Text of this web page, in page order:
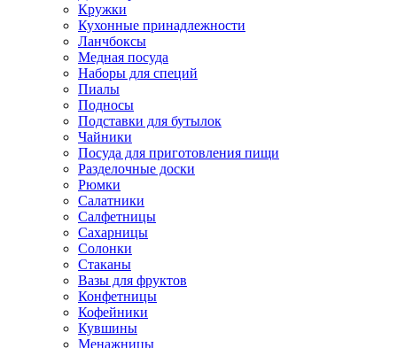
Кружки
Кухонные принадлежности
Ланчбоксы
Медная посуда
Наборы для специй
Пиалы
Подносы
Подставки для бутылок
Чайники
Посуда для приготовления пищи
Разделочные доски
Рюмки
Салатники
Салфетницы
Сахарницы
Солонки
Стаканы
Вазы для фруктов
Конфетницы
Кофейники
Кувшины
Менажницы